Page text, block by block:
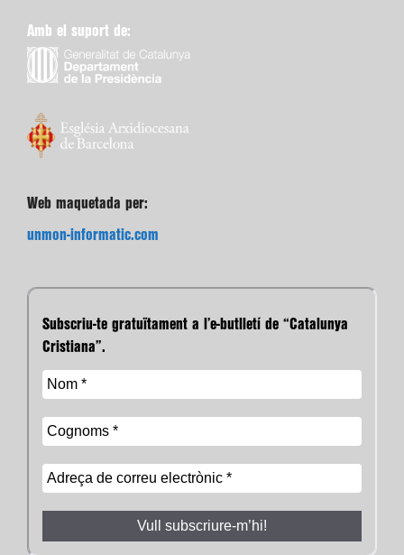
Amb el suport de:
Web maquetada per:
unmon-informatic.com
Subscriu-te gratuïtament a l’e-butlletí de “Catalunya
Cristiana”.